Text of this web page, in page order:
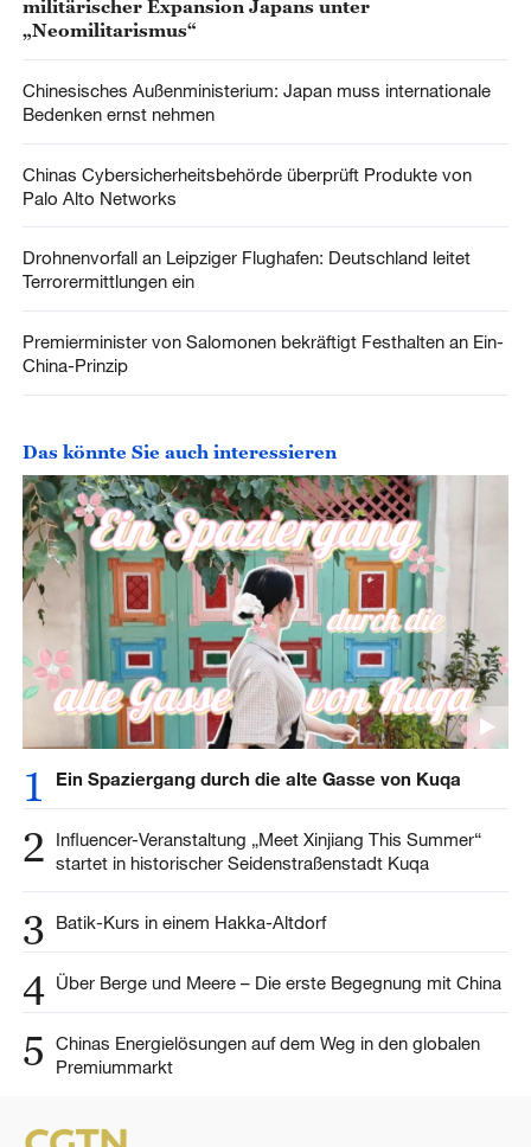
militärischer Expansion Japans unter
„Neomilitarismus“
Chinesisches Außenministerium: Japan muss internationale
Bedenken ernst nehmen
Chinas Cybersicherheitsbehörde überprüft Produkte von
Palo Alto Networks
Drohnenvorfall an Leipziger Flughafen: Deutschland leitet
Terrorermittlungen ein
Premierminister von Salomonen bekräftigt Festhalten an Ein-
China-Prinzip
Das könnte Sie auch interessieren
1 Ein Spaziergang durch die alte Gasse von Kuqa
2
Influencer-Veranstaltung „Meet Xinjiang This Summer“
startet in historischer Seidenstraßenstadt Kuqa
3 Batik-Kurs in einem Hakka-Altdorf
4 Über Berge und Meere – Die erste Begegnung mit China
5
Chinas Energielösungen auf dem Weg in den globalen
Premiummarkt